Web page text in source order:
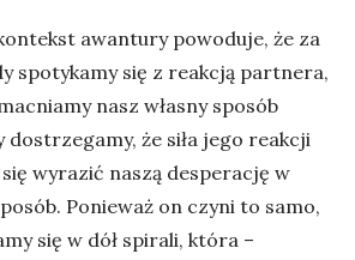
awantury powoduje, że za
spotykamy się z reakcją partnera,
nasz własny sposób
dostrzegamy, że siła jego reakcji
wyrazić naszą desperację w
Ponieważ on czyni to samo,
się w dół spirali, która –